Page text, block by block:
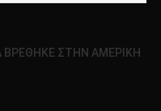
ΣΤΗΝ ΑΜΕΡΙΚΗ